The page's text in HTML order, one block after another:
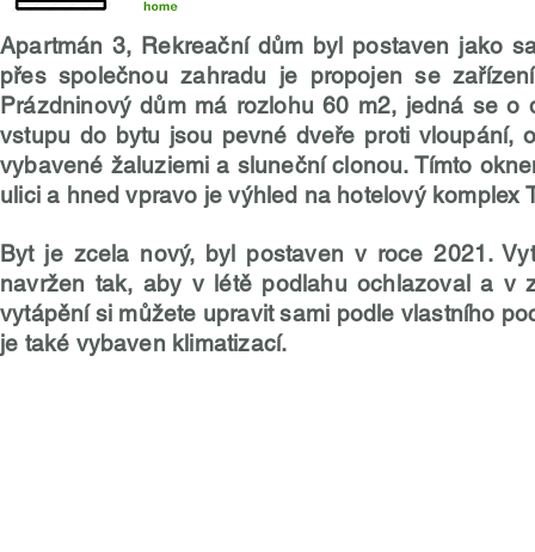
Apartmán 3, Rekreační dům byl postaven jako
přes společnou zahradu je propojen se
Prázdninový dům má rozlohu 60 m2, jedná se o
vstupu do bytu jsou pevné dveře proti vloupání,
vybavené žaluziemi a sluneční clonou. Tímto
ulici a hned vpravo je výhled na hotelový komplex
Byt je zcela nový, byl postaven v roce 2021.
navržen tak, aby v létě podlahu ochlazoval a v
vytápění si můžete upravit sami podle vlastního
je také vybaven klimatizací.